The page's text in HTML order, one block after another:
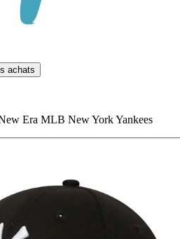
achats
Era MLB New York Yankees